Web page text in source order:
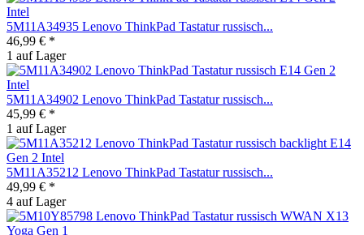
5M11A34935 Lenovo ThinkPad Tastatur russisch...
46,99 € *
1 auf Lager
5M11A34902 Lenovo ThinkPad Tastatur russisch...
45,99 € *
1 auf Lager
5M11A35212 Lenovo ThinkPad Tastatur russisch...
49,99 € *
4 auf Lager